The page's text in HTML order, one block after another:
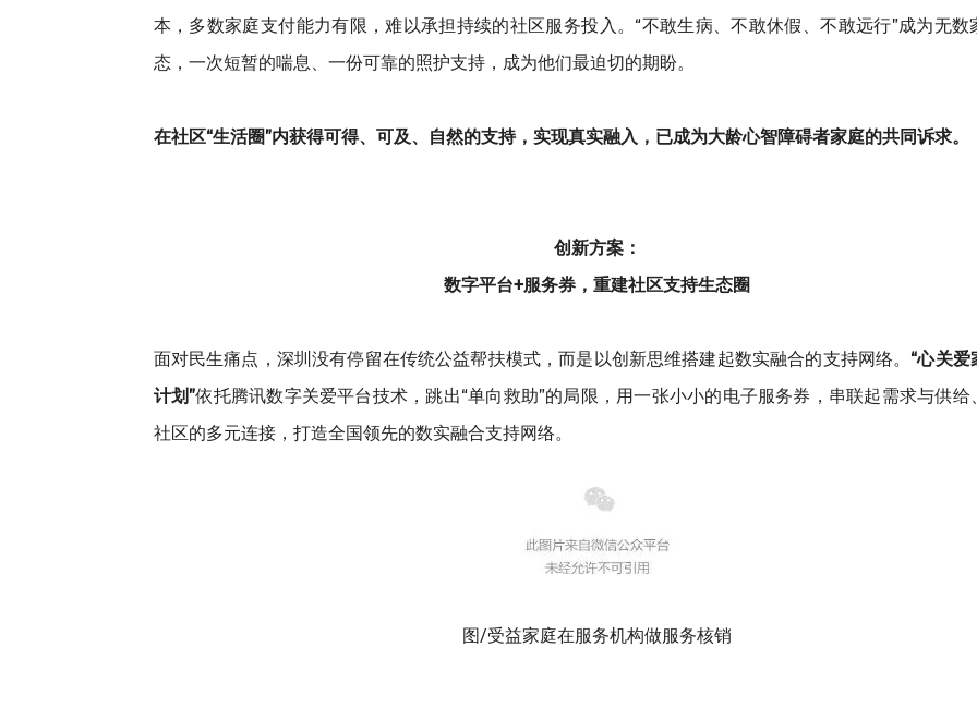
本，多数家庭支付能力有限，难以承担持续的社区服务投入。“不敢生病、不敢休假、不敢远行”成为无数
态，一次短暂的喘息、一份可靠的照护支持，成为他们最迫切的期盼。
在社区“生活圈”内获得可得、可及、自然的支持，实现真实融入，已成为大龄心智障碍者家庭的共同诉求。
创新方案：
数字平台+服务券，重建社区支持生态圈
面对民生痛点，深圳没有停留在传统公益帮扶模式，而是以创新思维搭建起数实融合的支持网络。 “心关爱
计划”依托腾讯数字关爱平台技术，跳出“单向救助”的局限，用一张小小的电子服务券，串联起需求与供给
社区的多元连接，打造全国领先的数实融合支持网络。
图/受益家庭在服务机构做服务核销